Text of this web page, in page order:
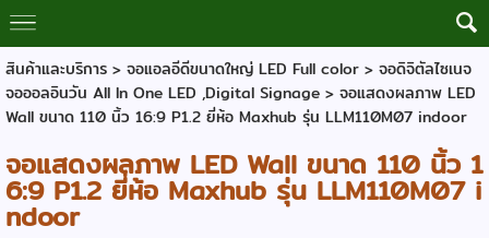
สินค้าและบริการ> จอแอลอีดีขนาดใหญ่ LED Full color> จอดิจิตัลไซเนจ
จอออลอินวัน All In One LED ,Digital Signage> จอแสดงผลภาพ LED
Wall ขนาด 110 นิ้ว 16:9 P1.2 ยี่ห้อ Maxhub รุ่น LLM110M07 indoor
จอแสดงผลภาพ LED Wall ขนาด 110 นิ้ว 1
6:9 P1.2 ยี่ห้อ Maxhub รุ่น LLM110M07 i
ndoor